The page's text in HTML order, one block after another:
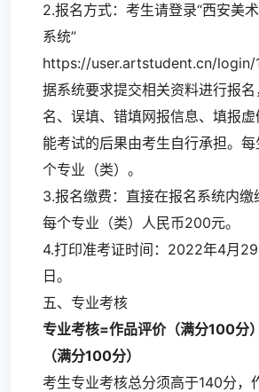
2.报名方式：考生请登录“西安美
系统”
https://user.artstudent.cn/login/
据系统要求提交相关资料进行报
名、误填、错填网报信息、填报
能考试的后果由考生自行承担。每
个专业（类）。
3.报名缴费：直接在报名系统内缴
每个专业（类）人民币200元。
4.打印准考证时间：2022年4月
日。
五、专业考核
专业考核=作品评价（满分100分
（满分100分）
考生专业考核总分须高于140分，